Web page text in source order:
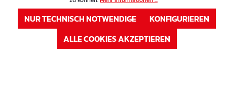
ANMELDEN
oderRegistrieren
NUR TECHNISCH NOTWENDIGE
KONFIGURIEREN
ALLE COOKIES AKZEPTIEREN